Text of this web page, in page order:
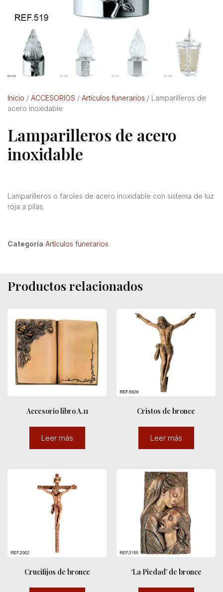
Inicio / ACCESORIOS / Artículos funerarios / Lamparilleros de
acero inoxidable
Lamparilleros de acero
inoxidable
Lamparilleros o faroles de acero inoxidable con sistema de luz
roja a pilas.
Categoría Artículos funerarios
Productos relacionados
Accesorio libro A.11
Leer más
Cristos de bronce
Leer más
Crucifijos de bronce ‘La Piedad’ de bronce